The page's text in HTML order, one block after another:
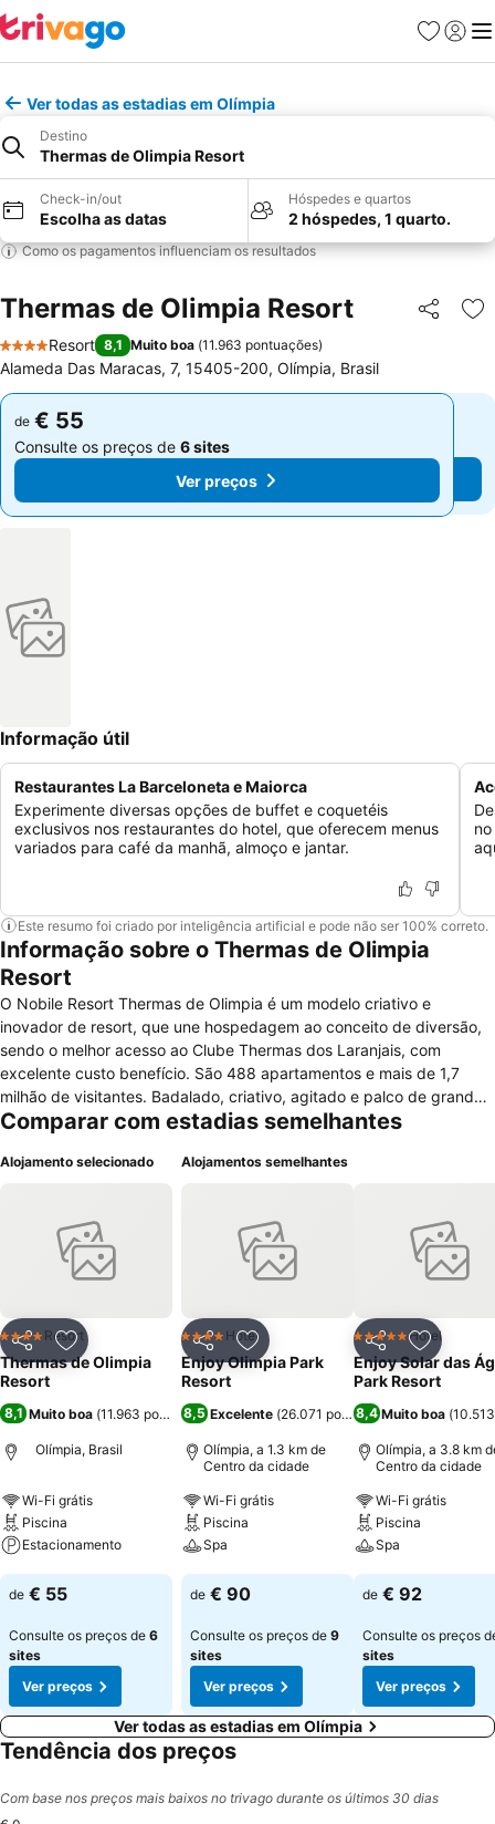
Favoritos
Iniciar
Ver todas as estadias em Olímpia
Destino
Thermas de Olimpia Resort
Check-in/out
Escolha as datas
Hóspedes e quartos
2 hóspedes, 1 quarto.
Como os pagamentos influenciam os resultados
Thermas de Olimpia Resort Partilhar
4 Estrelas
Resort 8,1 Muito boa (11.963 pontuações)
Alameda Das Maracas, 7, 15405-200, Olímpia, Brasil
de € 55
Consulte os preços de 6 sites
Ver preços
de € 55
Consulte os preços de 6 sites
Ver preços
Informação útil
Restaurantes La Barceloneta e Maiorca
Experimente diversas opções de buffet e coquetéis
exclusivos nos restaurantes do hotel, que oferecem menus
variados para café da manhã, almoço e jantar.
Este resumo foi criado por inteligência artificial e pode não ser 100% correto.
Informação sobre o Thermas de Olimpia
Resort
O Nobile Resort Thermas de Olimpia é um modelo criativo e
inovador de resort, que une hospedagem ao conceito de diversão,
sendo o melhor acesso ao Clube Thermas dos Laranjais, com
excelente custo benefício. São 488 apartamentos e mais de 1,7
milhão de visitantes. Badalado, criativo, agitado e palco de grandes
shows e eventos da cidade, une conceitos modernos da hotelaria à
atividades da cidade. • 488 apartamentos • centro de convenções
conveniência • farmácia • piscinas climatizada • playground •
fliperama • cine 6d • soft sorvetes • cafeteria • boutiques •
estacionamento • copinha da mamães em todos os blocos •
Comparar com estadias semelhantes
Alojamento selecionado
PartilharAdicionar aos favoritos
4 EstrelasResort
Thermas de Olimpia
Resort
8,1 Muito boa (11.963 pontuações)
Olímpia, Brasil
Wi-Fi grátis
Piscina
Estacionamento
Ver preços
de € 55
Consulte os preços de 6
sites
Ver preços
Alojamentos semelhantes
PartilharAdicionar aos favoritos
4 EstrelasHotel
Enjoy Olimpia Park
Resort
8,5 Excelente (26.071 pontuações)
Olímpia, a 1.3 km de
Centro da cidade
Wi-Fi grátis
Piscina
Spa
Ver preços
de € 90
Consulte os preços de 9
sites
Ver preços
Partilhar
5 EstrelasHotel
Enjoy Solar das
Park Resort
8,4 Muito boa (
Olímpia, a 3.8 km
Centro da cidade
Wi-Fi grátis
Piscina
Spa
Ver preços
de € 92
Consulte os preços
sites
Ver preços
Ver todas as estadias em Olímpia
Tendência dos preços
Com base nos preços mais baixos no trivago durante os últimos 30 dias